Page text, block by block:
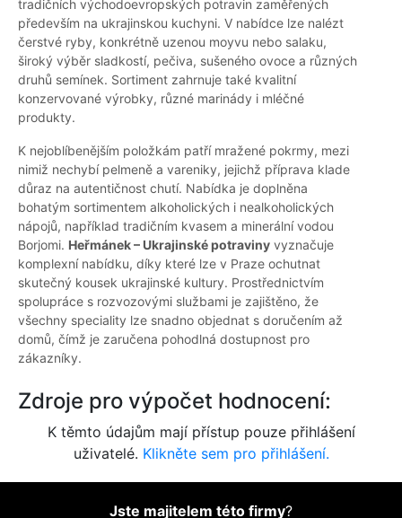
tradičních východoevropských potravin zaměřených
především na ukrajinskou kuchyni. V nabídce lze nalézt
čerstvé ryby, konkrétně uzenou moyvu nebo salaku,
široký výběr sladkostí, pečiva, sušeného ovoce a různých
druhů semínek. Sortiment zahrnuje také kvalitní
konzervované výrobky, různé marinády i mléčné
produkty.
K nejoblíbenějším položkám patří mražené pokrmy, mezi
nimiž nechybí pelmeně a vareniky, jejichž příprava klade
důraz na autentičnost chutí. Nabídka je doplněna
bohatým sortimentem alkoholických i nealkoholických
nápojů, například tradičním kvasem a minerální vodou
Borjomi. Heřmánek – Ukrajinské potraviny vyznačuje
komplexní nabídku, díky které lze v Praze ochutnat
skutečný kousek ukrajinské kultury. Prostřednictvím
spolupráce s rozvozovými službami je zajištěno, že
všechny speciality lze snadno objednat s doručením až
domů, čímž je zaručena pohodlná dostupnost pro
zákazníky.
Zdroje pro výpočet hodnocení:
K těmto údajům mají přístup pouze přihlášení
uživatelé. Klikněte sem pro přihlášení.
Jste majitelem této firmy?